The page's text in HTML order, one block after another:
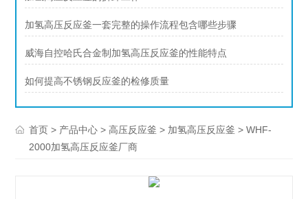
加氢高压反应釜一套完整的操作流程包含哪些步骤
威海自控哈氏合金制加氢高压反应釜的性能特点
如何提高不锈钢反应釜的检修质量
首页 > 产品中心 >高压反应釜 > 加氢高压反应釜 > WHF-
2000加氢高压反应釜厂商